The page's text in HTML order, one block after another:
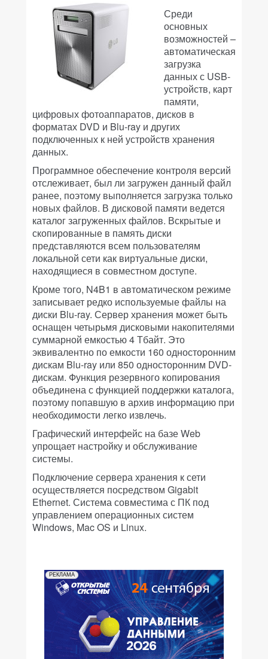
Среди
основных
возможностей –
автоматическая
загрузка
данных с USB-
устройств, карт
памяти,
цифровых фотоаппаратов, дисков в
форматах DVD и Blu-ray и других
подключенных к ней устройств хранения
данных.
Программное обеспечение контроля версий
отслеживает, был ли загружен данный файл
ранее, поэтому выполняется загрузка только
новых файлов. В дисковой памяти ведется
каталог загруженных файлов. Вскрытые и
скопированные в память диски
представляются всем пользователям
локальной сети как виртуальные диски,
находящиеся в совместном доступе.
Кроме того, N4B1 в автоматическом режиме
записывает редко используемые файлы на
диски Blu-ray. Сервер хранения может быть
оснащен четырьмя дисковыми накопителями
суммарной емкостью 4 Тбайт. Это
эквивалентно по емкости 160 односторонним
дискам Blu-ray или 850 односторонним DVD-
дискам. Функция резервного копирования
объединена с функцией поддержки каталога,
поэтому попавшую в архив информацию при
необходимости легко извлечь.
Графический интерфейс на базе Web
упрощает настройку и обслуживание
системы.
Подключение сервера хранения к сети
осуществляется посредством Gigabit
Ethernet. Система совместима с ПК под
управлением операционных систем
Windows, Mac OS и Linux.
РЕКЛАМА